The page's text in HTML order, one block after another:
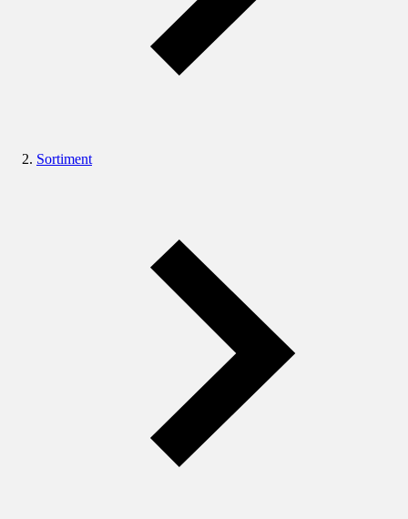
Sortiment